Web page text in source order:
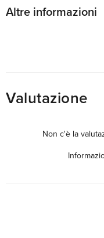
Altre informazioni
Valutazione
Non c'è la